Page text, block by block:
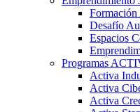
Desafío
Espacios
Programas
Activa
Activa
Activa